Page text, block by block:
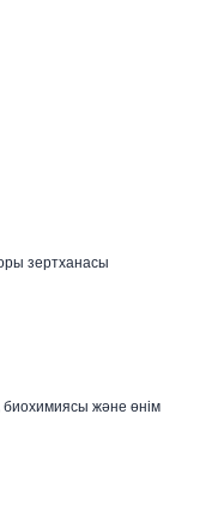
зертханасы
биохимиясы және өнім